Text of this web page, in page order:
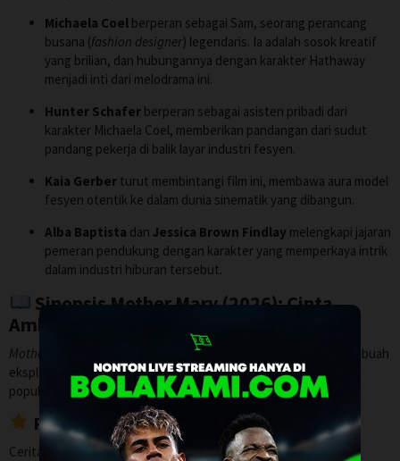
Michaela Coel berperan sebagai Sam, seorang perancang
busana (fashion designer) legendaris. Ia adalah sosok kreatif
yang brilian, dan hubungannya dengan karakter Hathaway
menjadi inti dari melodrama ini.
Hunter Schafer berperan sebagai asisten pribadi dari
karakter Michaela Coel, memberikan pandangan dari sudut
pandang pekerja di balik layar industri fesyen.
Kaia Gerber turut membintangi film ini, membawa aura model
fesyen otentik ke dalam dunia sinematik yang dibangun.
Alba Baptista dan Jessica Brown Findlay melengkapi jajaran
pemeran pendukung dengan karakter yang memperkaya intrik
dalam industri hiburan tersebut.
Sinopsis Mother Mary (2026): Cinta,
Ambisi, dan Harga Sebuah Ketenaran
Mother Mary
bukanlah sekadar film tentang musik, melainkan sebuah
eksplorasi mendalam tentang ambisi, seni, dan sisi gelap dari
popularitas global.
Pertemuan Dua Ikon Industri
Cerita berpusat pada kehidupan seorang bintang pop global